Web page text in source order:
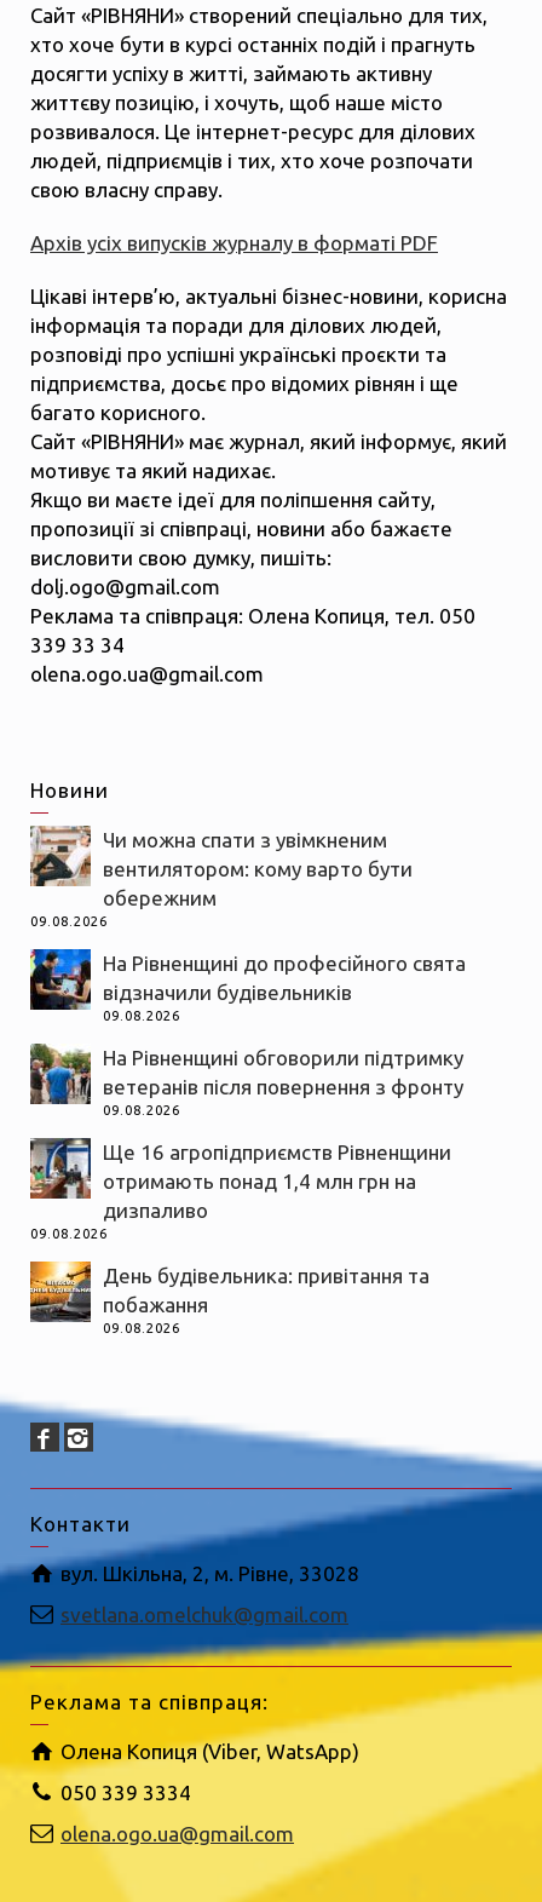
Сайт «РІВНЯНИ» створений спеціально для тих,
хто хоче бути в курсі останніх подій і прагнуть
досягти успіху в житті, займають активну
життєву позицію, і хочуть, щоб наше місто
розвивалося. Це інтернет-ресурс для ділових
людей, підприємців і тих, хто хоче розпочати
свою власну справу.
Архів усіх випусків журналу в форматі PDF
Цікаві інтерв’ю, актуальні бізнес-новини, корисна
інформація та поради для ділових людей,
розповіді про успішні українські проєкти та
підприємства, досьє про відомих рівнян і ще
багато корисного.
Сайт «РІВНЯНИ» має журнал, який інформує, який
мотивує та який надихає.
Якщо ви маєте ідеї для поліпшення сайту,
пропозиції зі співпраці, новини або бажаєте
висловити свою думку, пишіть:
dolj.ogo@gmail.com
Реклама та співпраця: Олена Копиця, тел. 050
339 33 34
olena.ogo.ua@gmail.com
Новини
Чи можна спати з увімкненим
вентилятором: кому варто бути
обережним
09.08.2026
На Рівненщині до професійного свята
відзначили будівельників
09.08.2026
На Рівненщині обговорили підтримку
ветеранів після повернення з фронту
09.08.2026
Ще 16 агропідприємств Рівненщини
отримають понад 1,4 млн грн на
дизпаливо
09.08.2026
День будівельника: привітання та
побажання
09.08.2026
Контакти
вул. Шкільна, 2, м. Рівне, 33028
svetlana.omelchuk@gmail.com
Реклама та співпраця:
Олена Копиця (Viber, WatsApp)
050 339 3334
olena.ogo.ua@gmail.com